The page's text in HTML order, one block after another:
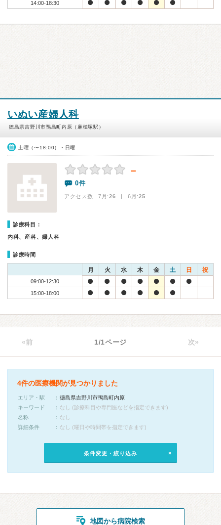
14:00-18:30
いぬい産婦人科
徳島県吉野川市鴨島町内原（麻植塚駅）
土曜（〜18:00）・日曜
－
0件
アクセス数 7月:26 | 6月:25
診療科目：
内科、産科、婦人科
診療時間
月 火 水 木 金 土 日 祝
09:00-12:30
15:00-18:00
«前 1/1ページ 次»
4件の医療機関が見つかりました
エリア・駅
徳島県吉野川市鴨島町内原
キーワード
なし (診療科目や専門医などを指定できます)
名称
なし
詳細条件
なし (曜日や時間帯を指定できます)
条件変更・絞り込み
地図から病院検索